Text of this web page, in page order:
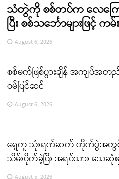
သံတွဲကို စစ်တပ်က လေကြ
ပြီး စစ်သင်္ဘောများဖြင့်
August 6, 2026
စစ်မက်ဖြစ်ပွားချိန် အကျပ်အတ
ဝမ်ပြင်ဆင်
August 6, 2026
ရွှေကူ သုံးရက်ဆက် တိုက်ပွဲအတွင်
သိမ်းပိုက်ခဲ့ပြီး အရပ်သား သေဆုံး